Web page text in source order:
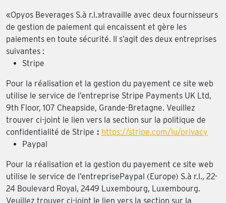
«Opyos Beverages S.à r.l.»travaille avec deux fournisseurs
de gestion de paiement qui encaissent et gère les
paiements en toute sécurité. Il s’agit des deux entreprises
suivantes :
Stripe
Pour la réalisation et la gestion du payement ce site web
utilise le service de l’entreprise Stripe Payments UK Ltd,
9th Floor, 107 Cheapside, Grande-Bretagne. Veuillez
trouver ci-joint le lien vers la section sur la politique de
confidentialité de Stripe : https://stripe.com/lu/privacy
Paypal
Pour la réalisation et la gestion du payement ce site web
utilise le service de l’entreprisePaypal (Europe) S.à r.l., 22-
24 Boulevard Royal, 2449 Luxembourg, Luxembourg.
Veuillez trouver ci-joint le lien vers la section sur la